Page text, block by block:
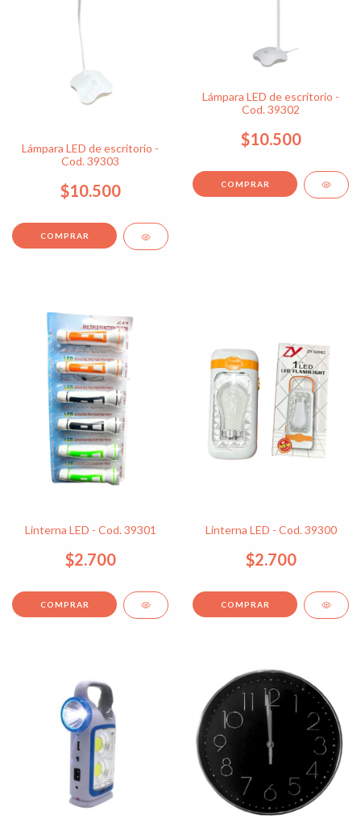
Lámpara LED de escritorio -
Cod. 39303
$10.500
Lámpara LED de escritorio -
Cod. 39302
$10.500
Linterna LED - Cod. 39301
$2.700
Linterna LED - Cod. 39300
$2.700